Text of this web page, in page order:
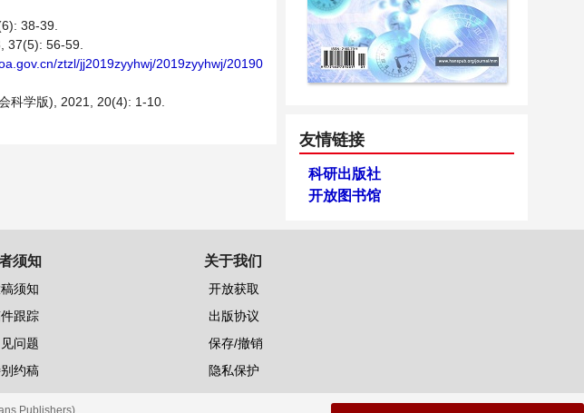
38-39.
37(5): 56-59.
ztzl/jj2019zyyhwj/2019zyyhwj/20190
科学版), 2021, 20(4): 1-10.
友情链接
科研出版社
开放图书馆
须知
须知
跟踪
问题
约稿
关于我们
开放获取
出版协议
保存/撤销
隐私保护
Publishers)